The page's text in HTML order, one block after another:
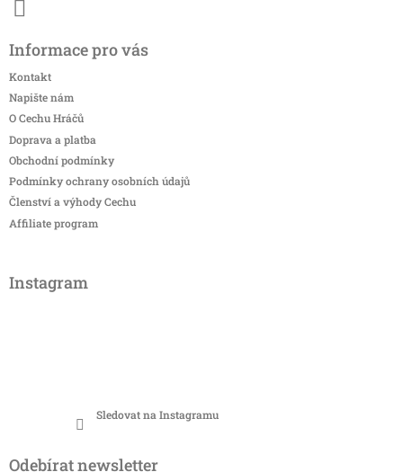
Informace pro vás
Kontakt
Napište nám
O Cechu Hráčů
Doprava a platba
Obchodní podmínky
Podmínky ochrany osobních údajů
Členství a výhody Cechu
Affiliate program
Instagram
Sledovat na Instagramu
Odebírat newsletter